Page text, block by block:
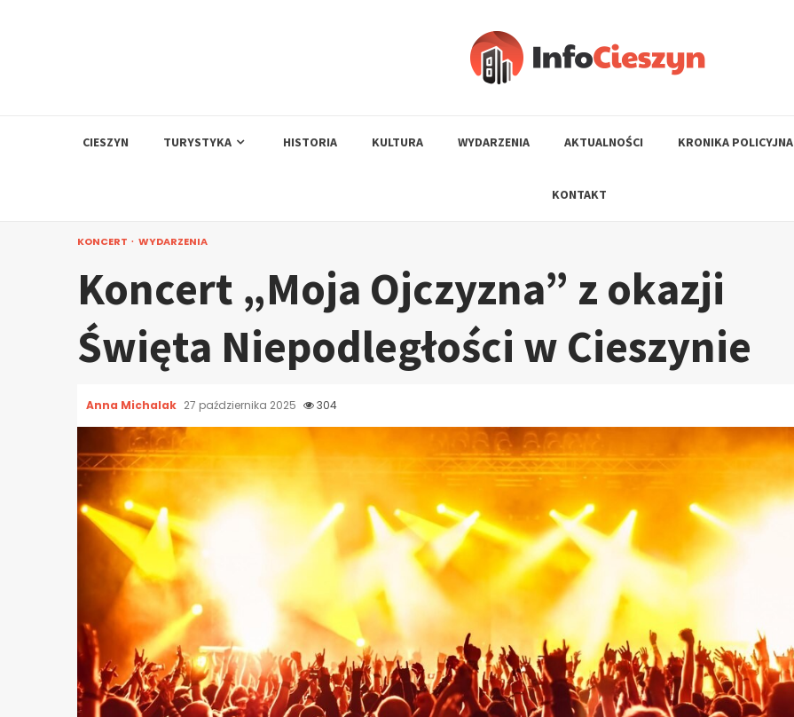
CIESZYN TURYSTYKA HISTORIA KULTURA WYDARZENIA AKTUALNOŚCI KRONIKA POLICYJNA
KONTAKT
KONCERT WYDARZENIA
Koncert „Moja Ojczyzna” z okazji
Święta Niepodległości w Cieszynie
Anna Michalak 27 października 2025 304